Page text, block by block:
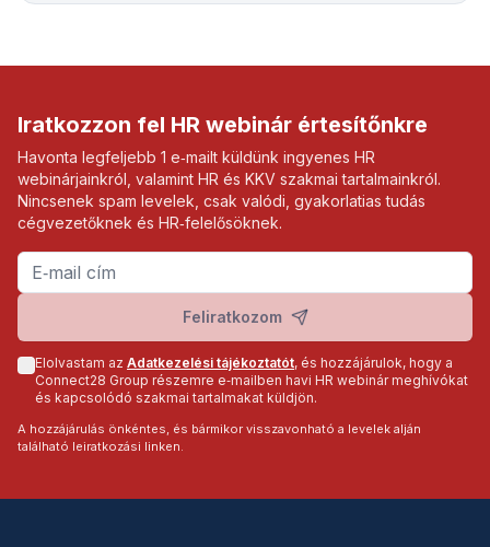
Iratkozzon fel HR webinár értesítőnkre
Havonta legfeljebb 1 e‑mailt küldünk ingyenes HR
webinárjainkról, valamint HR és KKV szakmai tartalmainkról.
Nincsenek spam levelek, csak valódi, gyakorlatias tudás
cégvezetőknek és HR‑felelősöknek.
Feliratkozom
Elolvastam az Adatkezelési tájékoztatót, és hozzájárulok, hogy a
Connect28 Group részemre e‑mailben havi HR webinár meghívókat
és kapcsolódó szakmai tartalmakat küldjön.
A hozzájárulás önkéntes, és bármikor visszavonható a levelek alján
található leiratkozási linken.